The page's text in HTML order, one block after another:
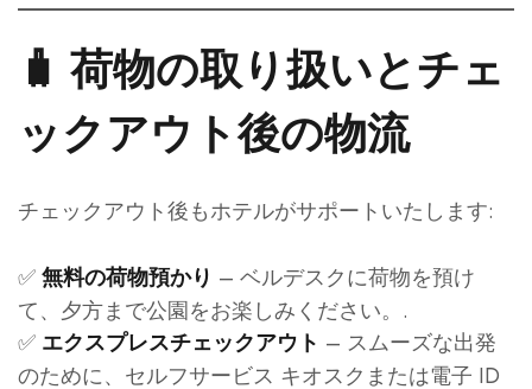
🧳 荷物の取り扱いとチェ
ックアウト後の物流
チェックアウト後もホテルがサポートいたします:
✅ 無料の荷物預かり – ベルデスクに荷物を預け
て、夕方まで公園をお楽しみください。.
✅ エクスプレスチェックアウト – スムーズな出発
のために、セルフサービス キオスクまたは電子 ID